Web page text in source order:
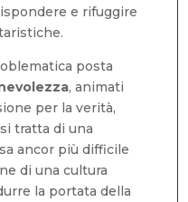
e rifuggire
posta
, animati
per la verità,
tratta di una
ancor più difficile
di una cultura
la portata della